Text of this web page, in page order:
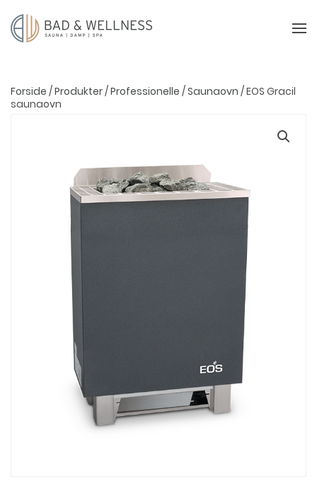
Forside /Produkter/Professionelle /Saunaovn / EOS Gracil
saunaovn